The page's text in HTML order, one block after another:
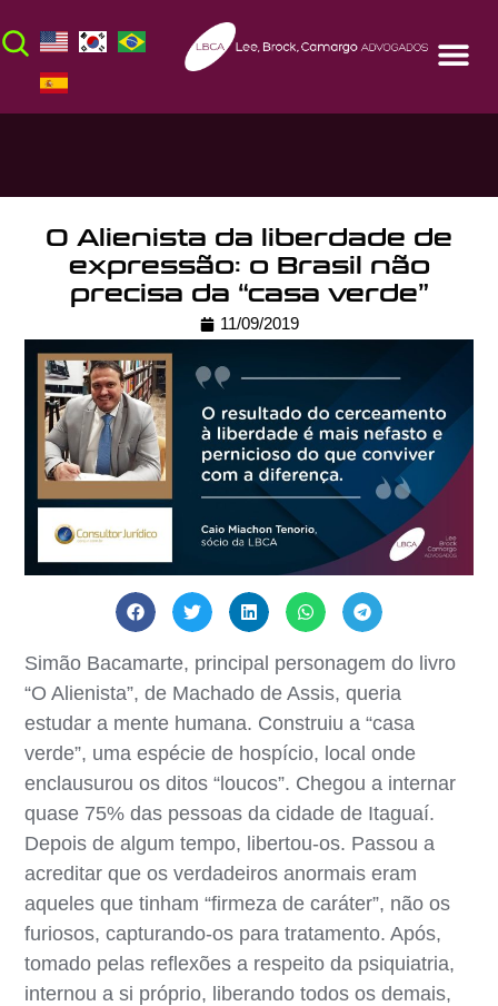
O Alienista da liberdade de
expressão: o Brasil não
precisa da “casa verde”
11/09/2019
Simão Bacamarte, principal personagem do livro
“O Alienista”, de Machado de Assis, queria
estudar a mente humana. Construiu a “casa
verde”, uma espécie de hospício, local onde
enclausurou os ditos “loucos”. Chegou a internar
quase 75% das pessoas da cidade de Itaguaí.
Depois de algum tempo, libertou-os. Passou a
acreditar que os verdadeiros anormais eram
aqueles que tinham “firmeza de caráter”, não os
furiosos, capturando-os para tratamento. Após,
tomado pelas reflexões a respeito da psiquiatria,
internou a si próprio, liberando todos os demais,